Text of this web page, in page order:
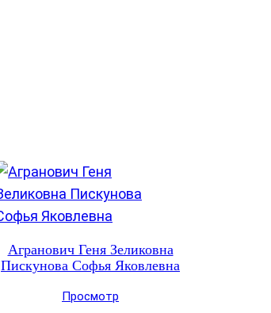
Агранович Геня Зеликовна
Пискунова Софья Яковлевна
Просмотр